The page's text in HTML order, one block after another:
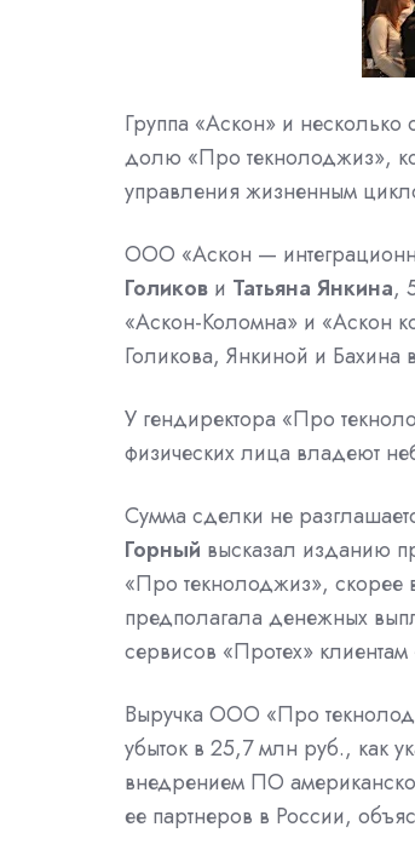
Группа «Аскон» и
долю «Про текнолоджиз»,
управления жизненным
ООО «Аскон —
Голиков и Татьяна Янкина,
«Аскон-Коломна» и «Аскон
Голикова, Янкиной и Бахина
У гендиректора «Про
физических лица владеют
Сумма сделки не
Горный высказал изданию
«Про текнолоджиз»,
предполагала денежных
сервисов «Протех»
Выручка ООО «Про
убыток в 25,7 млн руб., как
внедрением ПО
ее партнеров в России,